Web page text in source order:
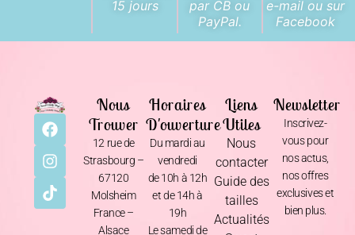
15 jours
par CB ou
PayPal.
e-mail ou sur
Facebook
Nous
Trouver
12 rue de
Strasbourg –
67120
Molsheim
France –
Alsace
Horaires
D'ouverture
Du mardi au
vendredi
de 10h à 12h
et de 14h à
19h
Le samedi de
Liens
Utiles
Nous
contacter
Guide des
tailles
Actualités
Newsletter
Inscrivez-
vous pour
nos actus,
nos offres
exclusives et
bien plus.